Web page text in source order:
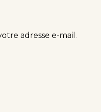
adresse e-mail.